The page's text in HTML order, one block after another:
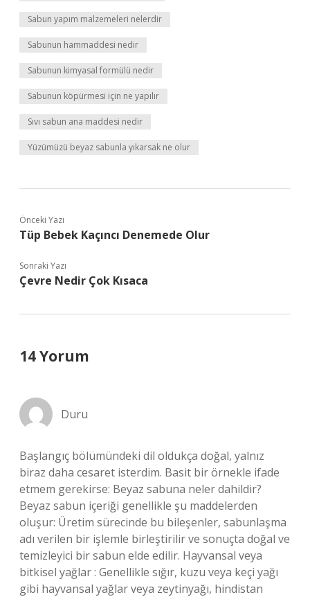
Sabun yapım malzemeleri nelerdir
Sabunun hammaddesi nedir
Sabunun kimyasal formülü nedir
Sabunun köpürmesi için ne yapılır
Sıvı sabun ana maddesi nedir
Yüzümüzü beyaz sabunla yıkarsak ne olur
Önceki Yazı
Tüp Bebek Kaçıncı Denemede Olur
Sonraki Yazı
Çevre Nedir Çok Kısaca
14 Yorum
Duru
Başlangıç bölümündeki dil oldukça doğal, yalnız
biraz daha cesaret isterdim. Basit bir örnekle ifade
etmem gerekirse: Beyaz sabuna neler dahildir?
Beyaz sabun içeriği genellikle şu maddelerden
oluşur: Üretim sürecinde bu bileşenler, sabunlaşma
adı verilen bir işlemle birleştirilir ve sonuçta doğal ve
temizleyici bir sabun elde edilir. Hayvansal veya
bitkisel yağlar : Genellikle sığır, kuzu veya keçi yağı
gibi hayvansal yağlar veya zeytinyağı, hindistan